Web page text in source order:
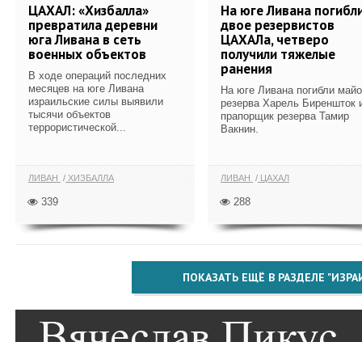
ЦАХАЛ: «Хизбалла»
превратила деревни
юга Ливана в сеть
военных объектов
В ходе операций последних
месяцев на юге Ливана
израильские силы выявили
тысячи объектов
террористической...
ЛИВАН ХИЗБАЛЛА
339
На юге Ливана
двое резервистов
ЦАХАЛа, четверо
получили тяжелые
ранения
На юге Ливана погибли
резерва Харель Биреншток
прапорщик резерва Тамир
Вакнин.
ЛИВАН ЦАХАЛ
288
ПОКАЗАТЬ ЕЩЁ В РАЗДЕЛЕ